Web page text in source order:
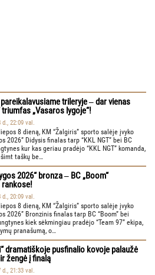
trileryje ‒ dar vienas
triumfas „Vasaros lygoje“!
d., 22:09 val.
8 dieną, KM “Žalgiris” sporto salėje įvyko
2026” Didysis finalas tarp “KKL NGT” bei BC
kur kas geriau pradėjo “KKL NGT” komanda,
taškų be…
2026“ bronza ‒ BC „Boom“
rankose!
d., 20:09 val.
8 dieną, KM “Žalgiris” sporto salėje įvyko
2026” Bronzinis finalas tarp BC “Boom” bei
kiek sėkmingiau pradėjo “Team 97” ekipa,
pranašumą, o…
dramatiškoje pusfinalio kovoje palaužė
žengė į finalą
d., 21:33 val.